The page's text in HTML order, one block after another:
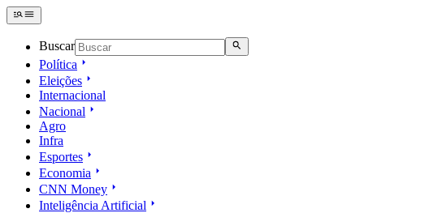
Buscar
Política
Eleições
Internacional
Nacional
Agro
Infra
Esportes
Economia
CNN Money
Inteligência Artificial